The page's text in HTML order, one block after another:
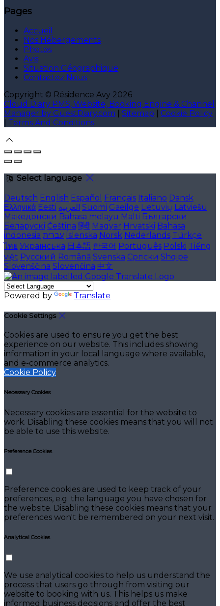
Pages
Accueil
Nos Hébergements
Photos
Avis
Situation Géographique
Contactez Nous
Copyright © Résidence Avy 2026
Cloud Diary PMS, Website, Booking Engine & Channel
Manager by GuestDiary.com
Sitemap
Cookie Policy
Terms And Conditions
Select language
Deutsch English Español Français Italiano Dansk
Ελληνικά Eesti العربية Suomi Gaeilge Lietuvių Latviešu
Македонски Bahasa melayu Malti Български
Беларускі Čeština हिंदी Magyar Hrvatski Bahasa
indonesia עברית Íslenska Norsk Nederlands Türkçe
ไทย Українська 日本語 한국어 Português Polski Tiếng
việt Русский Română Svenska Српски Shqipe
Slovenščina Slovenčina 中文
Powered by Translate
Cookie Settings
Cookies are used to ensure you get the best
experience on our website. This includes showing
information in your local language where available,
and e-commerce analytics.
Cookie Policy
Necessary Cookies
Necessary cookies are essential for the website to
work. Disabling these cookies means that you will not
be able to use this website.
Preference Cookies
Preference cookies are used to keep track of your
preferences, e.g. the language you have chosen for
the website. Disabling these cookies means that your
preferences won't be remembered on your next visit.
Analytical Cookies
We use analytical cookies to help us understand the
process that users go through from visiting our
website to booking with us. This helps us make
informed business decisions and offer the best